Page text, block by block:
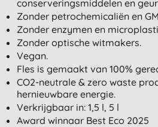
conserveringsmiddelen en
Zonder petrochemicaliën en
Zonder enzymen en
Zonder optische witmakers.
Vegan.
Fles is gemaakt van 100%
CO2-neutrale & zero waste
hernieuwbare energie.
Verkrijgbaar in: 1,5 l, 5 l
Award winnaar Best Eco 2025